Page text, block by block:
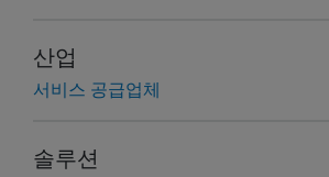
산업
서비스 공급업체
솔루션